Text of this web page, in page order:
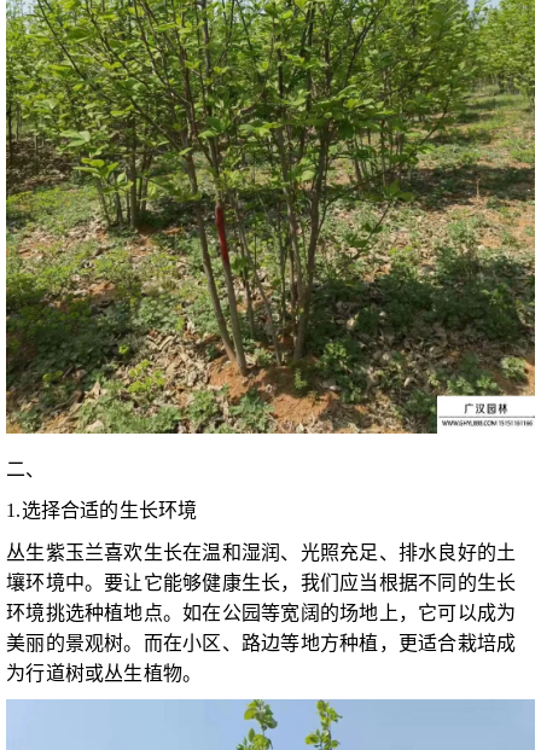
二、
1.选择合适的生长环境
丛生紫玉兰喜欢生长在温和湿润、光照充足、排水良好的土
壤环境中。要让它能够健康生长，我们应当根据不同的生长
环境挑选种植地点。如在公园等宽阔的场地上，它可以成为
美丽的景观树。而在小区、路边等地方种植，更适合栽培成
为行道树或丛生植物。